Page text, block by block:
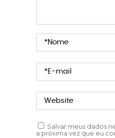
Salvar meus dados
a próxima vez que eu